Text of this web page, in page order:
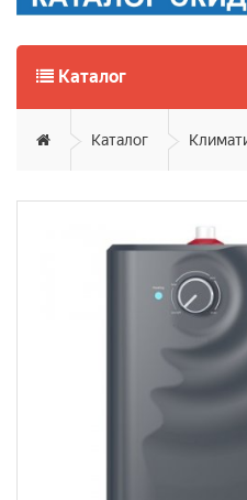
Каталог
Каталог